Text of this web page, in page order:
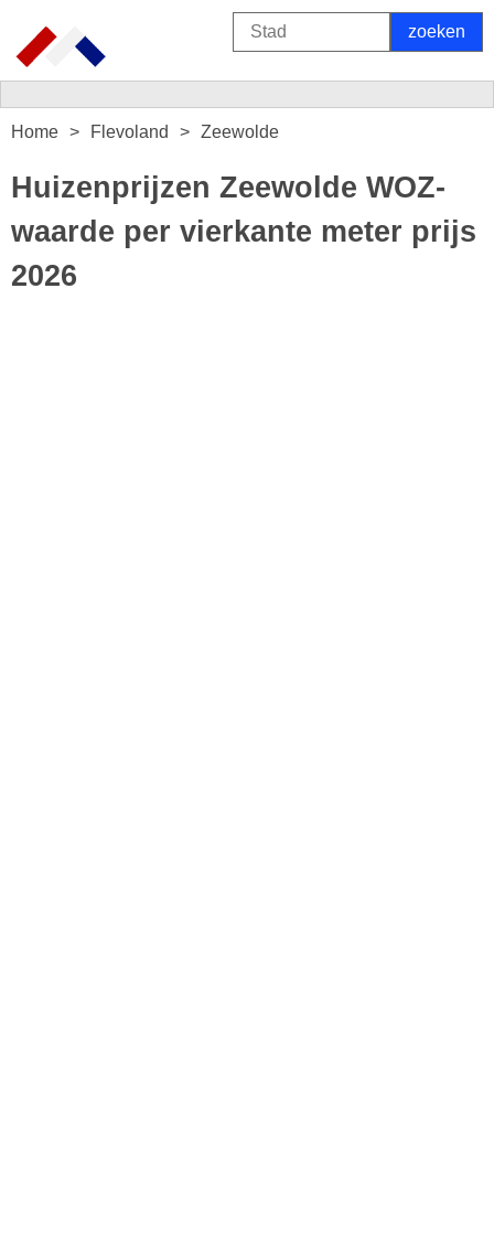
Home Flevoland Zeewolde
Huizenprijzen Zeewolde WOZ-
waarde per vierkante meter prijs
2026